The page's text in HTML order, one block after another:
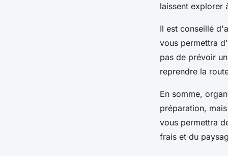
laissent explorer
Il est conseillé
vous permettra
pas de prévoir
reprendre la
En somme,
préparation,
vous permettra
frais et du